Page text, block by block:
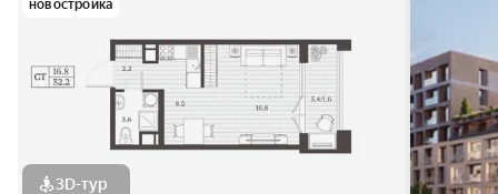
новостройка
3D-тур